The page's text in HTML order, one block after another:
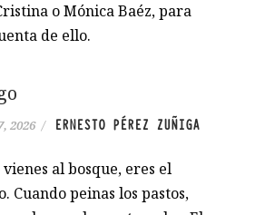
o Mónica Baéz, para
de ello.
2026 / ERNESTO PÉREZ ZUÑIGA
vienes al bosque, eres el
Cuando peinas los pastos,